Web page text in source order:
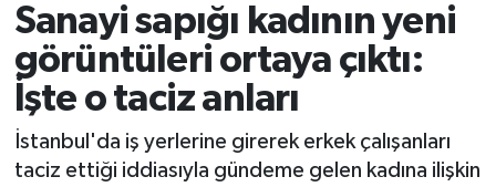
Sanayi sapığı kadının yeni
görüntüleri ortaya çıktı:
İşte o taciz anları
İstanbul'da iş yerlerine girerek erkek çalışanları
taciz ettiği iddiasıyla gündeme gelen kadına ilişkin
Resmi İlanlar
Alanyaspor
Turizm
Süper Lig Puan Durumu ve Fikstür
Tüm Manşetler
Son Dakika Haberleri